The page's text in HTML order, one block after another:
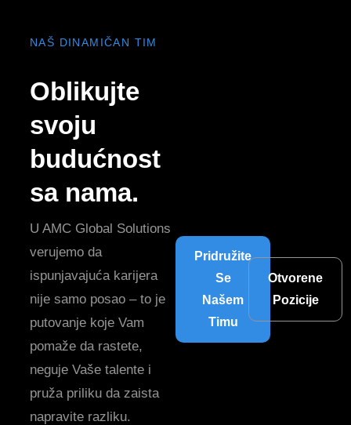
NAŠ DINAMIČAN TIM
Oblikujte
svoju
budućnost
sa nama.
U AMC Global Solutions
verujemo da
ispunjavajuća karijera
nije samo posao – to je
putovanje koje Vam
pomaže da rastete,
neguje Vaše talente i
pruža priliku da zaista
napravite razliku.
Pridružite
Se
Našem
Timu
Otvorene
Pozicije